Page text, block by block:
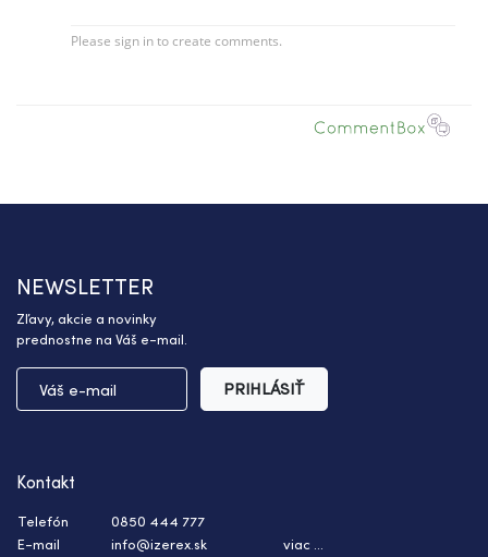
NEWSLETTER
Zľavy, akcie a novinky
prednostne na Váš e-mail.
PRIHLÁSIŤ
Kontakt
Telefón
0850 444 777
E-mail
info@izerex.sk viac ...